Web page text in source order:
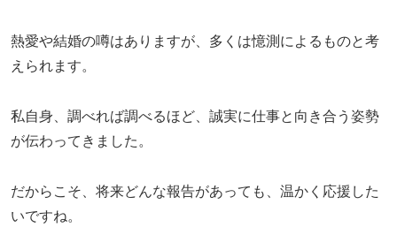
熱愛や結婚の噂はありますが、多くは憶測によるものと考
えられます。
私自身、調べれば調べるほど、誠実に仕事と向き合う姿勢
が伝わってきました。
だからこそ、将来どんな報告があっても、温かく応援した
いですね。